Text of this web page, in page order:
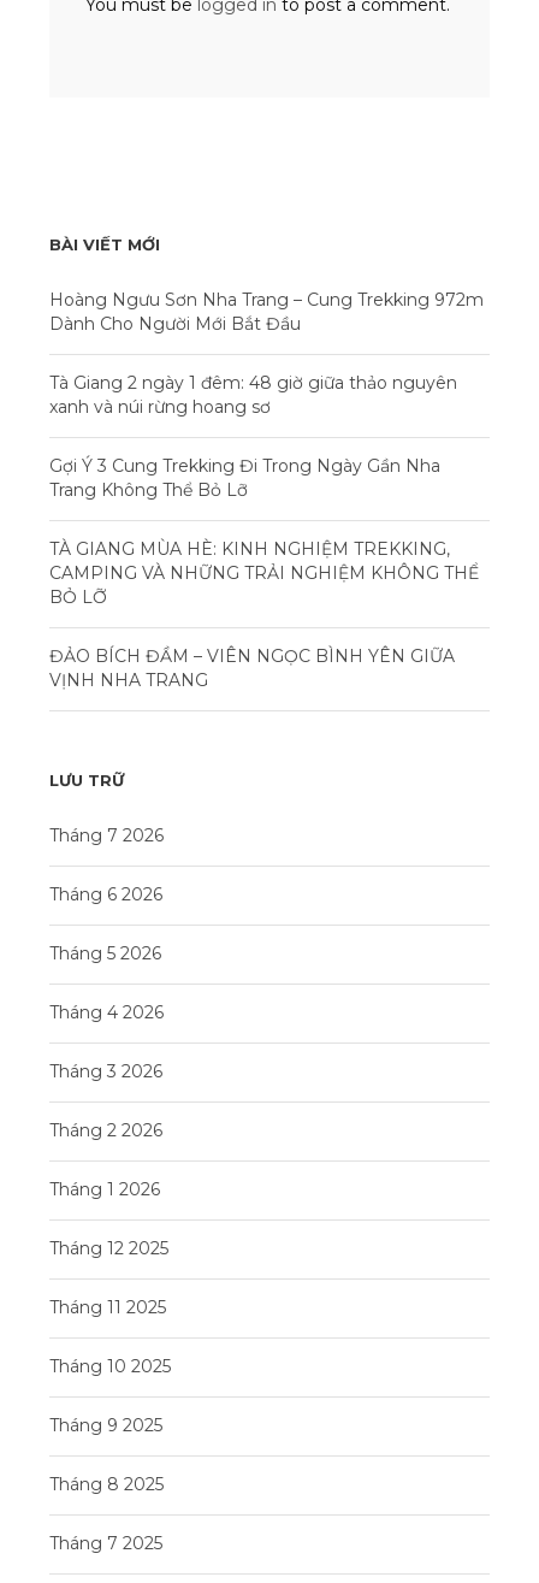
You must be logged in to post a comment.
BÀI VIẾT MỚI
Hoàng Ngưu Sơn Nha Trang – Cung Trekking 972m
Dành Cho Người Mới Bắt Đầu
Tà Giang 2 ngày 1 đêm: 48 giờ giữa thảo nguyên
xanh và núi rừng hoang sơ
Gợi Ý 3 Cung Trekking Đi Trong Ngày Gần Nha
Trang Không Thể Bỏ Lỡ
TÀ GIANG MÙA HÈ: KINH NGHIỆM TREKKING,
CAMPING VÀ NHỮNG TRẢI NGHIỆM KHÔNG THỂ
BỎ LỠ
ĐẢO BÍCH ĐẦM – VIÊN NGỌC BÌNH YÊN GIỮA
VỊNH NHA TRANG
LƯU TRỮ
Tháng 7 2026
Tháng 6 2026
Tháng 5 2026
Tháng 4 2026
Tháng 3 2026
Tháng 2 2026
Tháng 1 2026
Tháng 12 2025
Tháng 11 2025
Tháng 10 2025
Tháng 9 2025
Tháng 8 2025
Tháng 7 2025